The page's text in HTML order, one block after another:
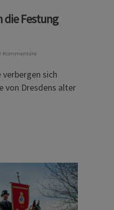
die Festung
Kommentare
sich
von Dresdens alter